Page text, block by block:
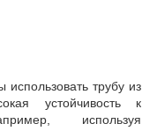
использовать трубу из
устойчивость к
используя